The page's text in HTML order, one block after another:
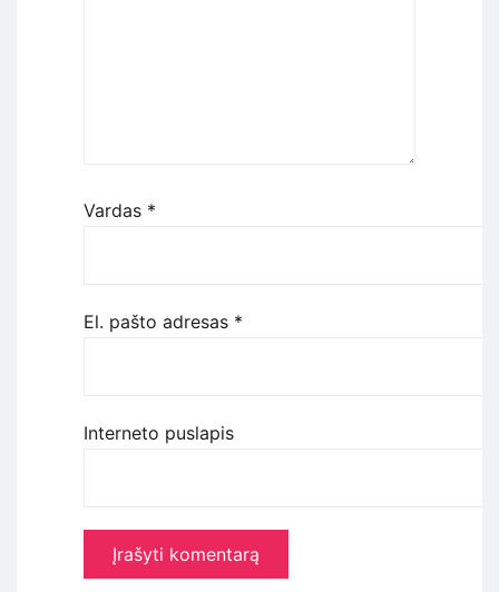
Vardas *
El. pašto adresas *
Interneto puslapis